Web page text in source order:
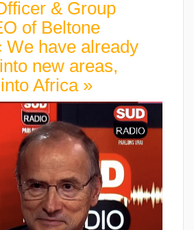
& Group
of Beltone
We have already
new areas,
Africa »